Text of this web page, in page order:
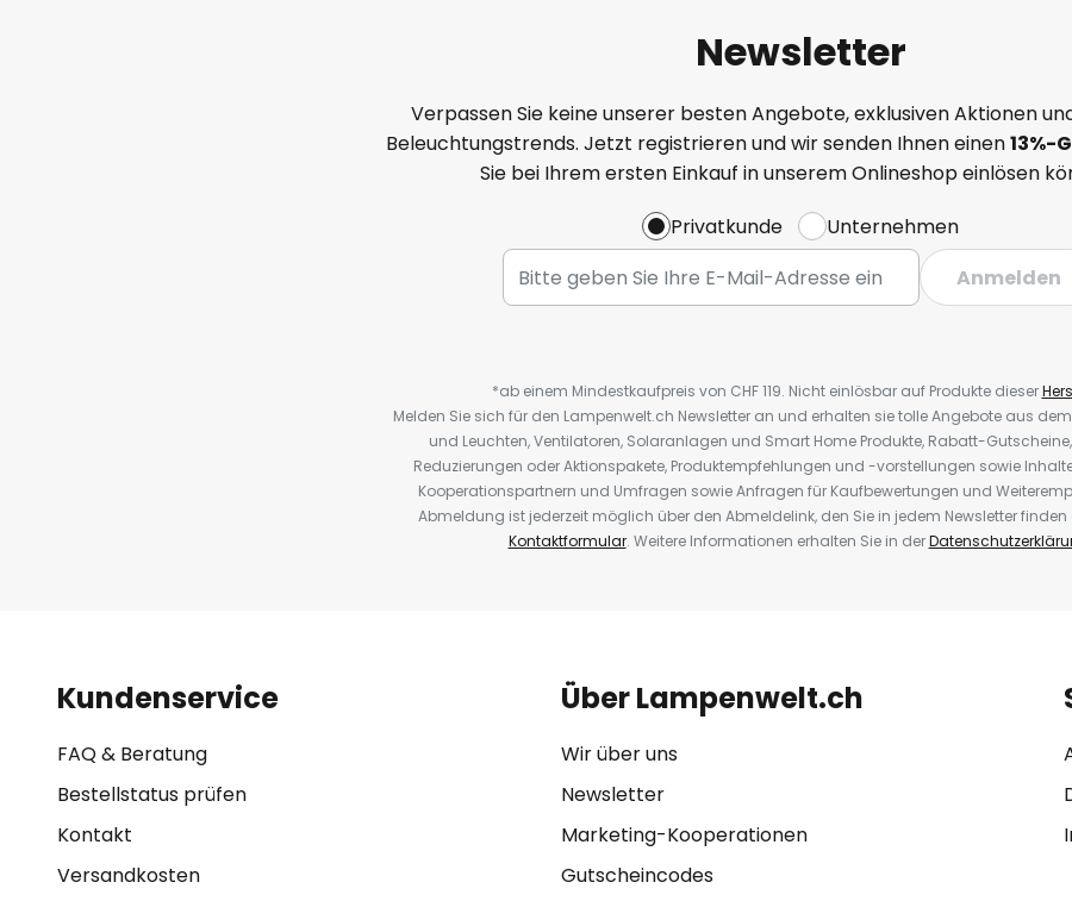
Newsletter
Verpassen Sie keine unserer besten Angebote, exklusiven Aktionen
Beleuchtungstrends. Jetzt registrieren und wir senden Ihnen einen13%-
Sie bei Ihrem ersten Einkauf in unserem Onlineshop einlösen
Privatkunde
Unternehmen
Anmelden
*ab einem Mindestkaufpreis von CHF 119. Nicht einlösbar auf Produkte dieser
Melden Sie sich für den Lampenwelt.ch Newsletter an und erhalten sie tolle Angebote aus
und Leuchten, Ventilatoren, Solaranlagen und Smart Home Produkte, Rabatt-
Reduzierungen oder Aktionspakete, Produktempfehlungen und -vorstellungen sowie
Kooperationspartnern und Umfragen sowie Anfragen für Kaufbewertungen und
Abmeldung ist jederzeit möglich über den Abmeldelink, den Sie in jedem Newsletter finden
Kontaktformular. Weitere Informationen erhalten Sie in der
Kundenservice
FAQ & Beratung
Bestellstatus prüfen
Kontakt
Versandkosten
Über Lampenwelt.ch
Wir über uns
Newsletter
Marketing-Kooperationen
Gutscheincodes